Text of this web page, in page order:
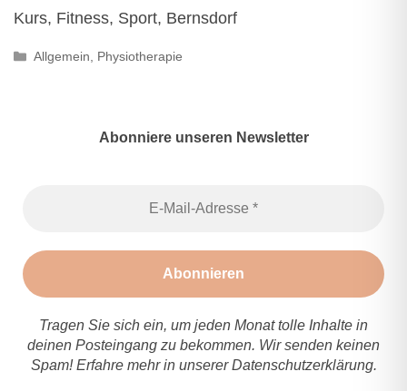
Kurs, Fitness, Sport, Bernsdorf
Kategorien
Allgemein Physiotherapie
Abonniere unseren Newsletter
Tragen Sie sich ein, um jeden Monat tolle Inhalte in
deinen Posteingang zu bekommen. Wir senden keinen
Spam! Erfahre mehr in unsererDatenschutzerklärung.